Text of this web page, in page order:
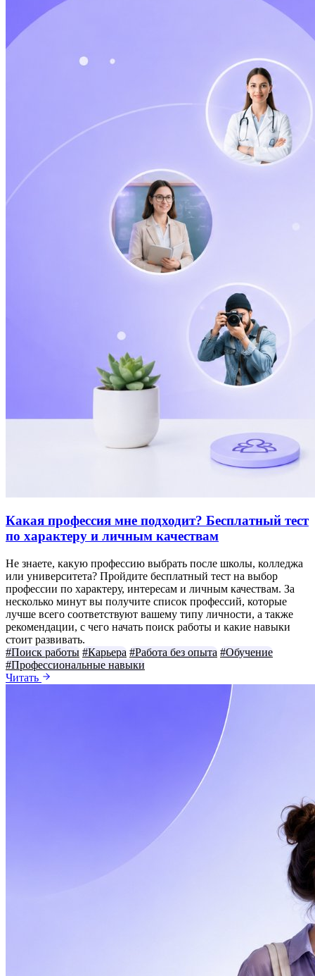
Какая профессия мне подходит? Бесплатный тест
по характеру и личным качествам
Не знаете, какую профессию выбрать после школы, колледжа
или университета? Пройдите бесплатный тест на выбор
профессии по характеру, интересам и личным качествам. За
несколько минут вы получите список профессий, которые
лучше всего соответствуют вашему типу личности, а также
рекомендации, с чего начать поиск работы и какие навыки
стоит развивать.
#Поиск работы #Карьера #Работа без опыта #Обучение
#Профессиональные навыки
Читать